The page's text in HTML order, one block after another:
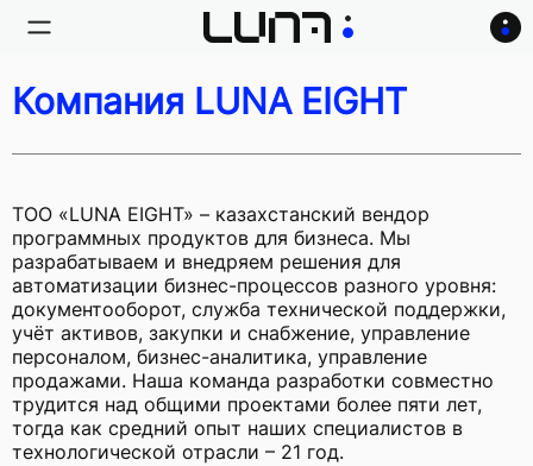
Компания LUNA EIGHT
ТОО «LUNA EIGHT» – казахстанский вендор
программных продуктов для бизнеса. Мы
разрабатываем и внедряем решения для
автоматизации бизнес-процессов разного уровня:
документооборот, служба технической поддержки,
учёт активов, закупки и снабжение, управление
персоналом, бизнес-аналитика, управление
продажами. Наша команда разработки совместно
трудится над общими проектами более пяти лет,
тогда как средний опыт наших специалистов в
технологической отрасли – 21 год.